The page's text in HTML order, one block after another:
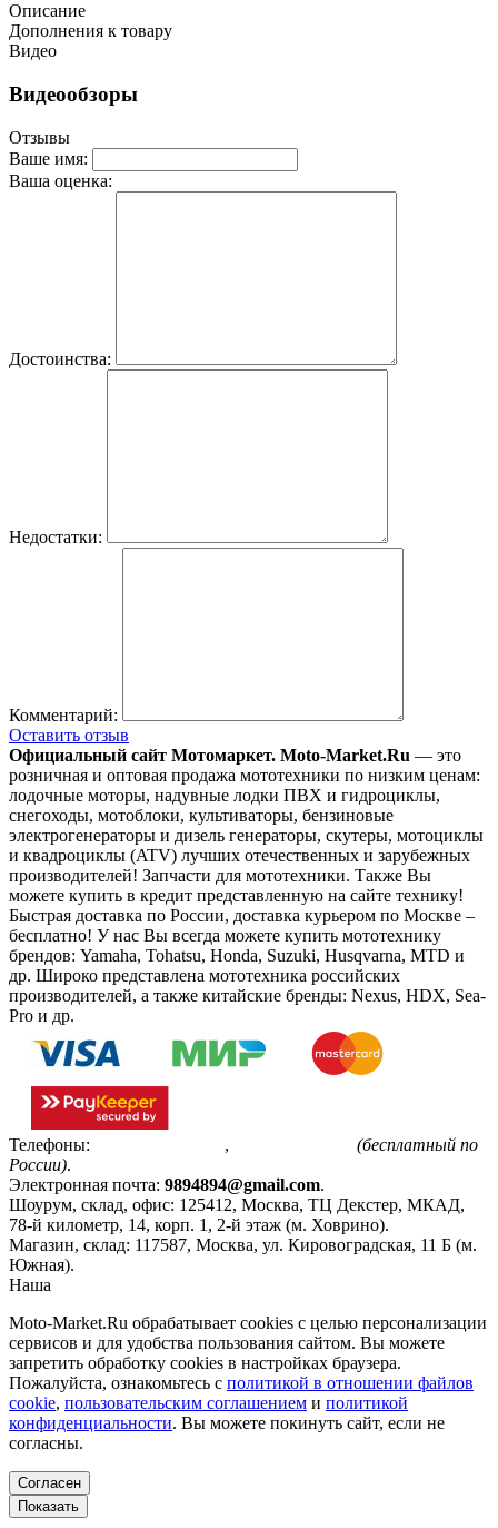
Описание
Дополнения к товару
Видео
Видеообзоры
Отзывы
Ваше имя:
Ваша оценка:
Достоинства:
Недостатки:
Комментарий:
Оставить отзыв
Официальный сайт Мотомаркет. Moto-Market.Ru — это
розничная и оптовая продажа мототехники по низким ценам:
лодочные моторы, надувные лодки ПВХ и гидроциклы,
снегоходы, мотоблоки, культиваторы, бензиновые
электрогенераторы и дизель генераторы, скутеры, мотоциклы
и квадроциклы (ATV) лучших отечественных и зарубежных
производителей! Запчасти для мототехники. Также Вы
можете купить в кредит представленную на сайте технику!
Быстрая доставка по России, доставка курьером по Москве –
бесплатно! У нас Вы всегда можете купить мототехнику
брендов: Yamaha, Tohatsu, Honda, Suzuki, Husqvarna, MTD и
др. Широко представлена мототехника российских
производителей, а также китайские бренды: Nexus, HDX, Sea-
Pro и др.
Телефоны: ,
(бесплатный по
России).
Электронная почта: 9894894@gmail.com.
Шоурум, склад, офис: 125412, Москва, ТЦ Декстер, МКАД,
78-й километр, 14, корп. 1, 2-й этаж (м. Ховрино).
Магазин, склад: 117587, Москва, ул. Кировоградская, 11 Б (м.
Южная).
Наша
Moto-Market.Ru обрабатывает сookies с целью персонализации
сервисов и для удобства пользования сайтом. Вы можете
запретить обработку сookies в настройках браузера.
Пожалуйста, ознакомьтесь с политикой в отношении файлов
cookie, пользовательским соглашением и политикой
конфиденциальности. Вы можете покинуть сайт, если не
согласны.
Согласен
Показать